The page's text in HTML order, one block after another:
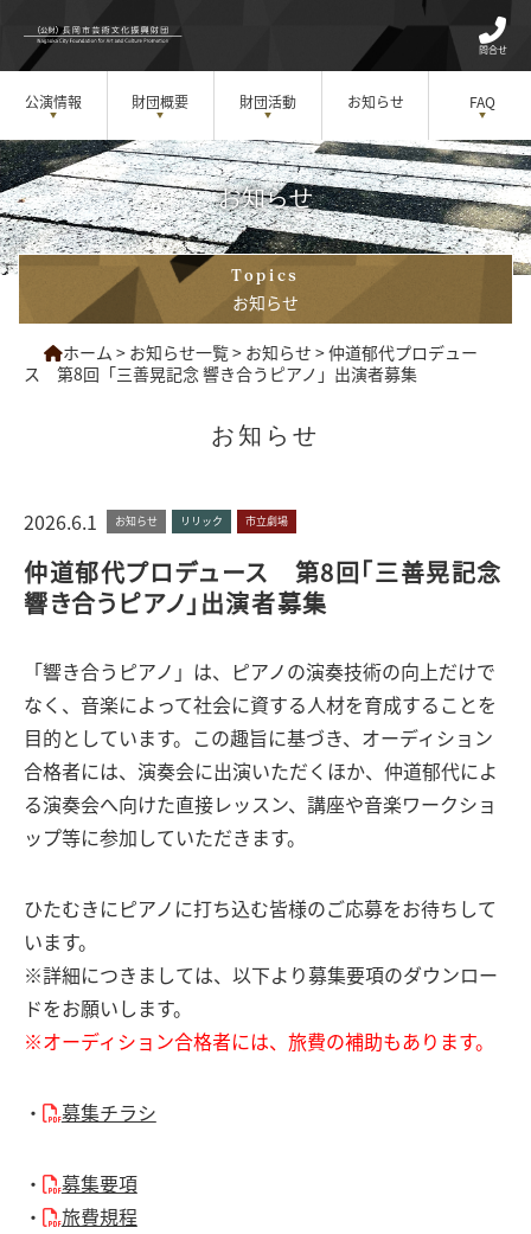
問合せ
公演情報 財団概要 財団活動 お知らせ FAQ
お知らせ
Topics
お知らせ
ホーム > お知らせ一覧> お知らせ >仲道郁代プロデュー
ス 第8回「三善晃記念 響き合うピアノ」出演者募集
お知らせ
2026.6.1 お知らせ リリック 市立劇場
仲道郁代プロデュース 第8回「三善晃記念
響き合うピアノ」出演者募集
「響き合うピアノ」は、ピアノの演奏技術の向上だけで
なく、音楽によって社会に資する人材を育成することを
目的としています。この趣旨に基づき、オーディション
合格者には、演奏会に出演いただくほか、仲道郁代によ
る演奏会へ向けた直接レッスン、講座や音楽ワークショ
ップ等に参加していただきます。
ひたむきにピアノに打ち込む皆様のご応募をお待ちして
います。
※詳細につきましては、以下より募集要項のダウンロー
ドをお願いします。
※オーディション合格者には、旅費の補助もあります。
・ 募集チラシ
・
募集要項
・
旅費規程